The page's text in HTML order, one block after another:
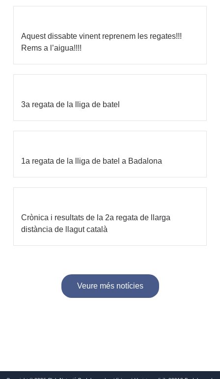
Aquest dissabte vinent reprenem les regates!!!
Rems a l’aigua!!!!
3a regata de la lliga de batel
1a regata de la lliga de batel a Badalona
Crònica i resultats de la 2a regata de llarga
distància de llagut català
Veure més notícies